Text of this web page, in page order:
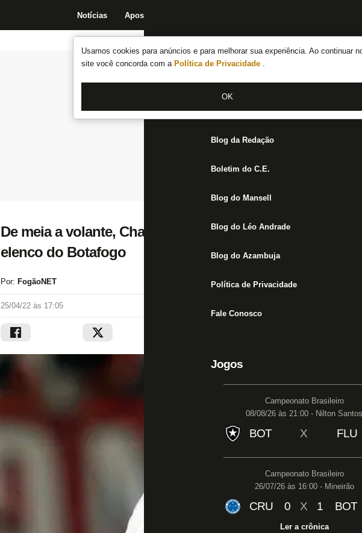
Usamos cookies para anúncios e para melhorar sua experiência. Ao continuar
site você concorda com a Política de Privacidade .
OK
Notícias Apostas
Notícias do Botafogo
Fórum
Jogos
Blog da Redação
Boletim do C.E.
Blog do Mansell
Blog do Léo Andrade
Blog do Azambuja
Política de Privacidade
Fale Conosco
Jogos
Campeonato Brasileiro
08/08/26 às 21:00 - Nilton Santos
BOT X FLU
Campeonato Brasileiro
26/07/26 às 16:00 - Mineirão
CRU 0 X 1 BOT
Ler a crônica
De meia a volante, Chay corresponde e reafirma
elenco do Botafogo
Por: FogãoNET
25/04/22 às 17:05